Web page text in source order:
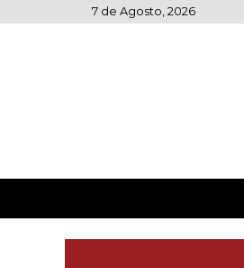
to
7 de Agosto, 2026